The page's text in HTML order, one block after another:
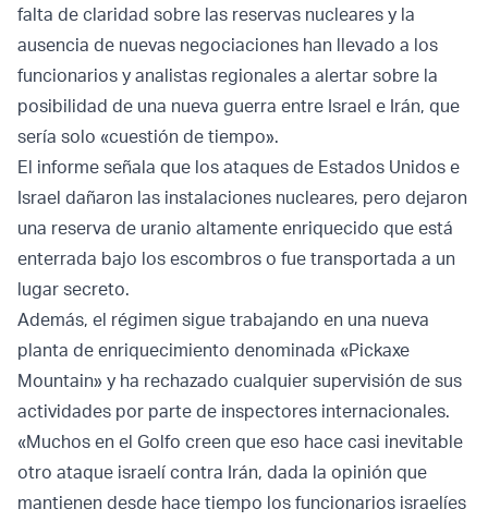
falta de claridad sobre las reservas nucleares y la
ausencia de nuevas negociaciones han llevado a los
funcionarios y analistas regionales a alertar sobre la
posibilidad de una nueva guerra entre Israel e Irán, que
sería solo «cuestión de tiempo».
El informe señala que los ataques de Estados Unidos e
Israel dañaron las instalaciones nucleares, pero dejaron
una reserva de uranio altamente enriquecido que está
enterrada bajo los escombros o fue transportada a un
lugar secreto.
Además, el régimen sigue trabajando en una nueva
planta de enriquecimiento denominada «Pickaxe
Mountain» y ha rechazado cualquier supervisión de sus
actividades por parte de inspectores internacionales.
«Muchos en el Golfo creen que eso hace casi inevitable
otro ataque israelí contra Irán, dada la opinión que
mantienen desde hace tiempo los funcionarios israelíes